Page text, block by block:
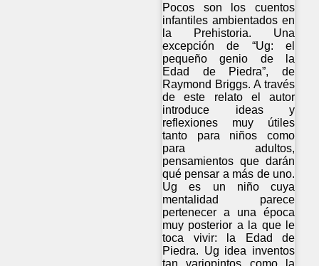
Pocos son los cuentos
infantiles ambientados en
la Prehistoria. Una
excepción de “Ug: el
pequeño genio de la
Edad de Piedra”, de
Raymond Briggs. A través
de este relato el autor
introduce ideas y
reflexiones muy útiles
tanto para niños como
para adultos,
pensamientos que darán
qué pensar a más de uno.
Ug es un niño cuya
mentalidad parece
pertenecer a una época
muy posterior a la que le
toca vivir: la Edad de
Piedra. Ug idea inventos
tan variopintos como la